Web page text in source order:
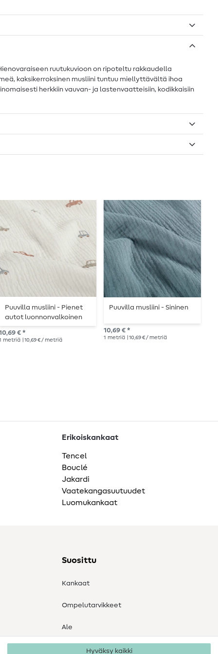
ruutukuvioon on ripoteltu rakkaudella
kaksikerroksinen musliini tuntuu miellyttävältä ihoa
herkkiin vauvan- ja lastenvaatteisiin, kodikkaisiin
Puuvilla musliini - Pienet
autot luonnonvalkoinen
€ *
metriä | 10,69 € / metriä
Puuvilla musliini - Sininen
10,69 € *
1 metriä | 10,69 € / metriä
Erikoiskankaat
Tencel
Bouclé
Jakardi
Vaatekangasuutuudet
Luomukankaat
Suosittu
Kankaat
Ompelutarvikkeet
Ale
Hyväksy kaikki